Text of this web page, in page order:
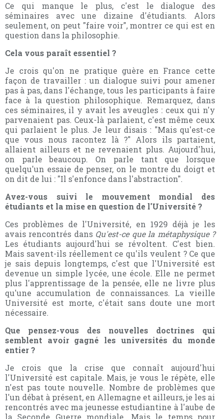
Ce qui manque le plus, c'est le dialogue des
séminaires avec une dizaine d'étudiants. Alors
seulement, on peut "faire voir", montrer ce qui est en
question dans la philosophie.
Cela vous paraît essentiel ?
Je crois qu'on ne pratique guère en France cette
façon de travailler : un dialogue suivi pour amener
pas à pas, dans l'échange, tous les participants à faire
face à la question philosophique. Remarquez, dans
ces séminaires, il y avait les aveugles : ceux qui n'y
parvenaient pas. Ceux-là parlaient, c'est même ceux
qui parlaient le plus. Je leur disais : "Mais qu'est-ce
que vous nous racontez là ?" Alors ils partaient,
allaient ailleurs et ne revenaient plus. Aujourd'hui,
on parle beaucoup. On parle tant que lorsque
quelqu'un essaie de penser, on le montre du doigt et
on dit de lui : "Il s'enfonce dans l'abstraction".
Avez-vous suivi le mouvement mondial des
étudiants et la mise en question de l'Université ?
Ces problèmes de l'Université, en 1929 déjà je les
avais rencontrés dans Qu'est-ce que la métaphysique ?
Les étudiants aujourd'hui se révoltent. C'est bien.
Mais savent-ils réellement ce qu'ils veulent ? Ce que
je sais depuis longtemps, c'est que l'Université est
devenue un simple lycée, une école. Elle ne permet
plus l'apprentissage de la pensée, elle ne livre plus
qu'une accumulation de connaissances. La vieille
Université est morte, c'était sans doute une mort
nécessaire.
Que pensez-vous des nouvelles doctrines qui
semblent avoir gagné les universités du monde
entier ?
Je crois que la crise que connaît aujourd'hui
l'Université est capitale. Mais, je vous le répète, elle
n'est pas toute nouvelle. Nombre de problèmes que
l'un débat à présent, en Allemagne et ailleurs, je les ai
rencontrés avec ma jeunesse estudiantine à l'aube de